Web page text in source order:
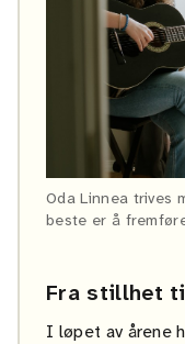
Oda Linnea trives
beste er å
Fra stillhet
I løpet av årene